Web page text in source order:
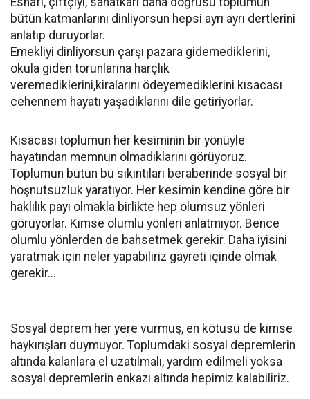
bütün katmanlarını dinliyorsun hepsi ayrı ayrı dertlerini
anlatıp duruyorlar.
Emekliyi dinliyorsun çarşı pazara gidemediklerini,
okula giden torunlarına harçlık
veremediklerini,kiralarını ödeyemediklerini kısacası
cehennem hayatı yaşadıklarını dile getiriyorlar.
Kısacası toplumun her kesiminin bir yönüyle
hayatından memnun olmadıklarını görüyoruz.
Toplumun bütün bu sıkıntıları beraberinde sosyal bir
hoşnutsuzluk yaratıyor. Her kesimin kendine göre bir
haklılık payı olmakla birlikte hep olumsuz yönleri
görüyorlar. Kimse olumlu yönleri anlatmıyor. Bence
olumlu yönlerden de bahsetmek gerekir. Daha iyisini
yaratmak için neler yapabiliriz gayreti içinde olmak
gerekir...
Sosyal deprem her yere vurmuş, en kötüsü de kimse
haykırışları duymuyor. Toplumdaki sosyal depremlerin
altında kalanlara el uzatılmalı, yardım edilmeli yoksa
sosyal depremlerin enkazı altında hepimiz kalabiliriz.